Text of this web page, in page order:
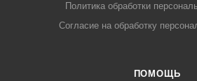
Политика обработки
Согласие на обработку
ПОМОЩЬ